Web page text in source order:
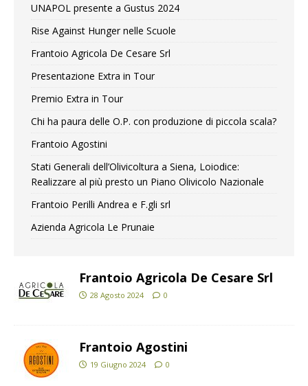
UNAPOL presente a Gustus 2024
Rise Against Hunger nelle Scuole
Frantoio Agricola De Cesare Srl
Presentazione Extra in Tour
Premio Extra in Tour
Chi ha paura delle O.P. con produzione di piccola scala?
Frantoio Agostini
Stati Generali dell’Olivicoltura a Siena, Loiodice:
Realizzare al più presto un Piano Olivicolo Nazionale
Frantoio Perilli Andrea e F.gli srl
Azienda Agricola Le Prunaie
Frantoio Agricola De Cesare Srl
28 Agosto 2024 0
Frantoio Agostini
19 Giugno 2024 0